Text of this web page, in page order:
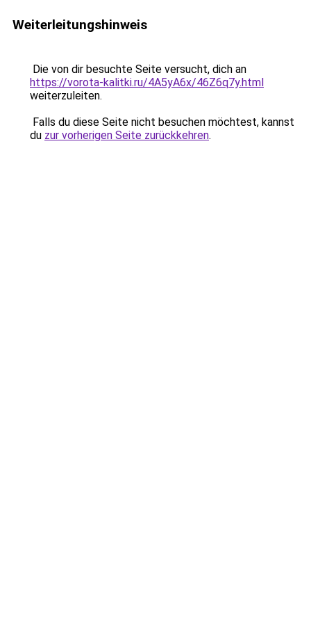
Weiterleitungshinweis
Die von dir besuchte Seite versucht, dich an
https://vorota-kalitki.ru/4A5yA6x/46Z6q7y.html
weiterzuleiten.
Falls du diese Seite nicht besuchen möchtest, kannst
du zur vorherigen Seite zurückkehren.